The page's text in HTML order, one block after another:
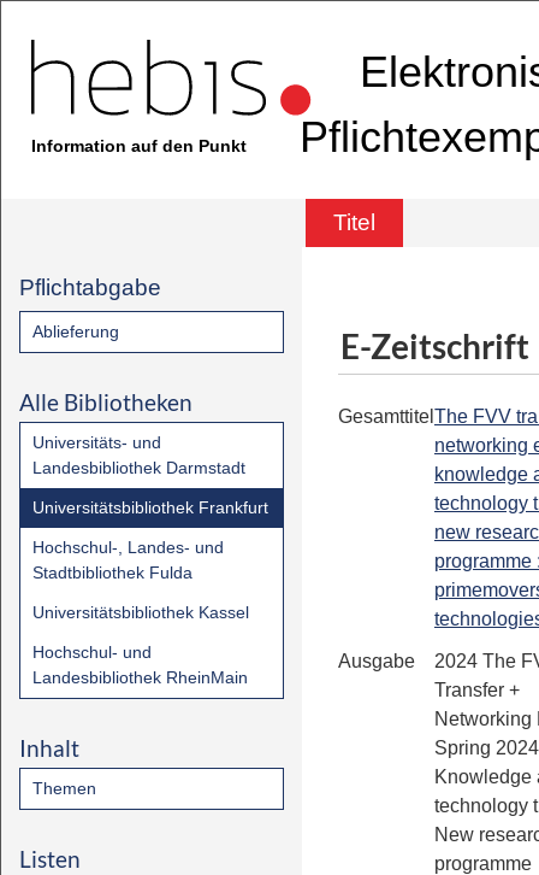
Information auf den Punkt
Titel
Pflichtabgabe
Ablieferung
Alle Bibliotheken
Universitäts- und
Landesbibliothek Darmstadt
Universitätsbibliothek Frankfurt
Hochschul-, Landes- und
Stadtbibliothek Fulda
Universitätsbibliothek Kassel
Hochschul- und
Landesbibliothek RheinMain
Inhalt
Themen
Listen
E-Zeitschrift
Gesamttitel The FVV
networking
knowledge
technology
new
programme
Ausgabe
2024 The
Transfer +
Networking
Spring
Knowledge
technology
New
programme